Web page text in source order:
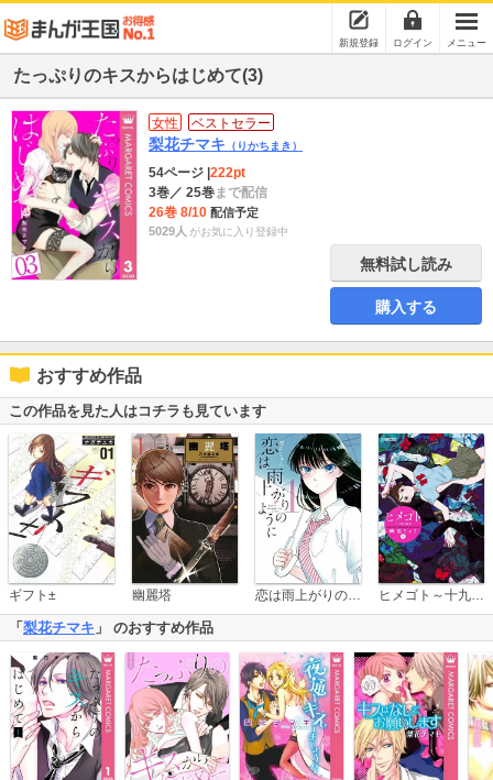
新規登録 ログイン メニュー
たっぷりのキスからはじめて(3)
女性 ベストセラー
梨花チマキ （りかちまき）
54ページ 222pt
3巻／ 25巻まで配信
26巻 8/10 配信予定
5029人 がお気に入り登録中
無料試し読み
購入する
おすすめ作品
この作品を見た人はコチラも見ています
ギフト± 幽麗塔 恋は雨上がりのように ヒメゴト～十九歳の制服～
「 梨花チマキ 」 のおすすめ作品